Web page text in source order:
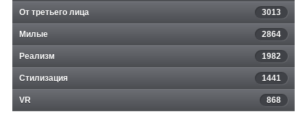
От третьего лица 3013
Милые 2864
Реализм 1982
Стилизация 1441
VR 868